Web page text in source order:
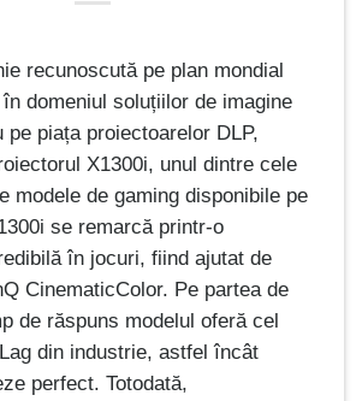
recunoscută pe plan mondial
domeniul soluțiilor de imagine
pe piața proiectoarelor DLP,
X1300i, unul dintre cele
modele de gaming disponibile pe
se remarcă printr-o
în jocuri, fiind ajutat de
CinematicColor. Pe partea de
de răspuns modelul oferă cel
din industrie, astfel încât
perfect. Totodată,